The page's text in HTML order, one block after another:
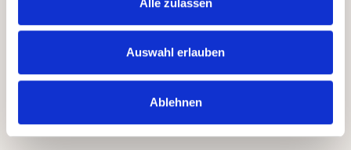
Auswahl erlauben
Ablehnen
Daten, wie Erheben, Auswerten, Speichern,
Übermitteln oder Löschen.
Erstellt mit kostenlosem Datenschutz-Generator.de von Dr.